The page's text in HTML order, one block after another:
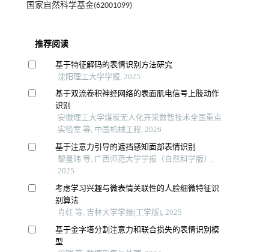
国家自然科学基金(62001099)